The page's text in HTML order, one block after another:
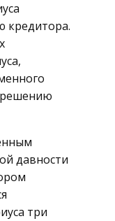
кредитора.
решению
давности
три